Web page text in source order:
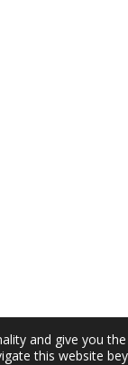
and give you
this website